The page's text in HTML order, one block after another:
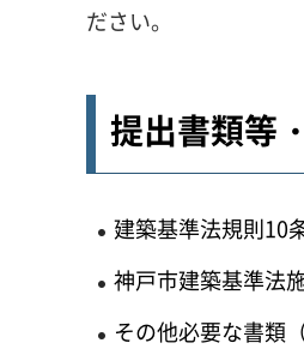
ださい。
提出書類等
建築基準法規則10
神戸市建築基準法
その他必要な書類